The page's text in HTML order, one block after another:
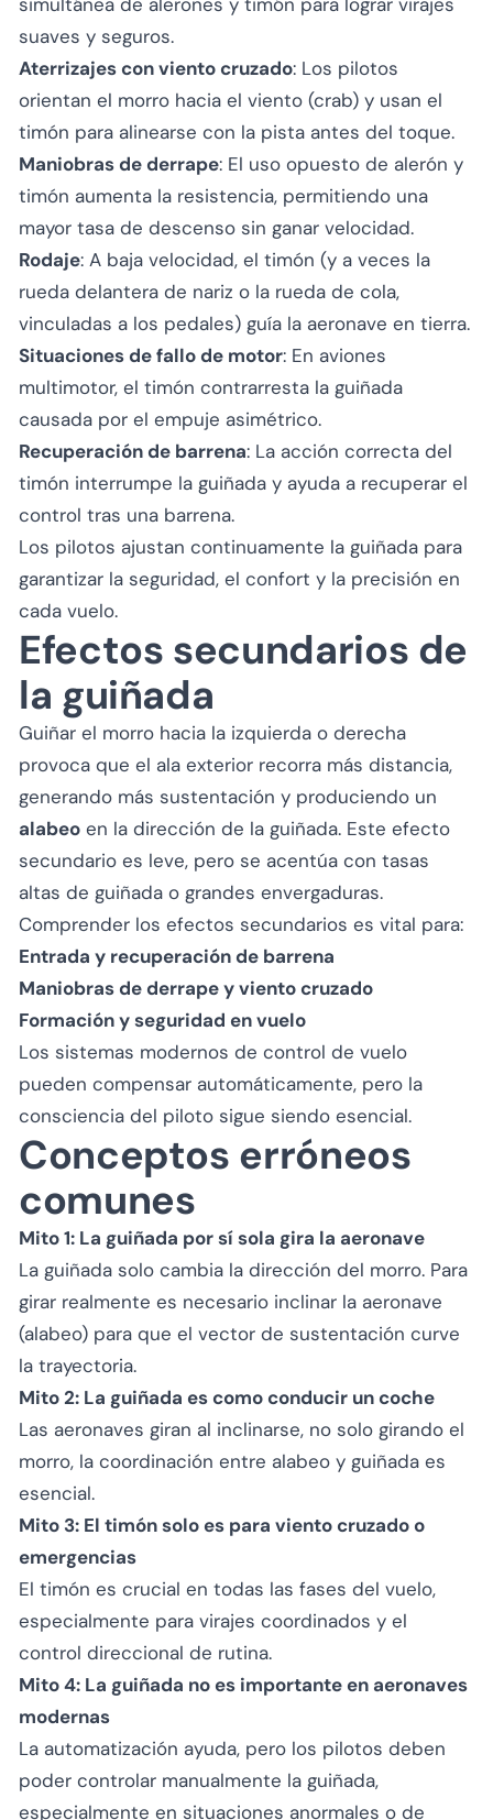
suaves y seguros.
Aterrizajes con viento cruzado: Los pilotos
orientan el morro hacia el viento (crab) y usan el
timón para alinearse con la pista antes del toque.
Maniobras de derrape: El uso opuesto de alerón y
timón aumenta la resistencia, permitiendo una
mayor tasa de descenso sin ganar velocidad.
Rodaje: A baja velocidad, el timón (y a veces la
rueda delantera de nariz o la rueda de cola,
vinculadas a los pedales) guía la aeronave en tierra.
Situaciones de fallo de motor: En aviones
multimotor, el timón contrarresta la guiñada
causada por el empuje asimétrico.
Recuperación de barrena: La acción correcta del
timón interrumpe la guiñada y ayuda a recuperar el
control tras una barrena.
Los pilotos ajustan continuamente la guiñada para
garantizar la seguridad, el confort y la precisión en
cada vuelo.
Efectos secundarios de
la guiñada
Guiñar el morro hacia la izquierda o derecha
provoca que el ala exterior recorra más distancia,
generando más sustentación y produciendo un
alabeo en la dirección de la guiñada. Este efecto
secundario es leve, pero se acentúa con tasas
altas de guiñada o grandes envergaduras.
Comprender los efectos secundarios es vital para:
Entrada y recuperación de barrena
Maniobras de derrape y viento cruzado
Formación y seguridad en vuelo
Los sistemas modernos de control de vuelo
pueden compensar automáticamente, pero la
consciencia del piloto sigue siendo esencial.
Conceptos erróneos
comunes
Mito 1: La guiñada por sí sola gira la aeronave
La guiñada solo cambia la dirección del morro. Para
girar realmente es necesario inclinar la aeronave
(alabeo) para que el vector de sustentación curve
la trayectoria.
Mito 2: La guiñada es como conducir un coche
Las aeronaves giran al inclinarse, no solo girando el
morro, la coordinación entre alabeo y guiñada es
esencial.
Mito 3: El timón solo es para viento cruzado o
emergencias
El timón es crucial en todas las fases del vuelo,
especialmente para virajes coordinados y el
control direccional de rutina.
Mito 4: La guiñada no es importante en aeronaves
modernas
La automatización ayuda, pero los pilotos deben
poder controlar manualmente la guiñada,
especialmente en situaciones anormales o de